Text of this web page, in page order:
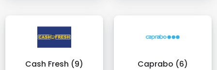
Cash Fresh (9) Caprabo (6)